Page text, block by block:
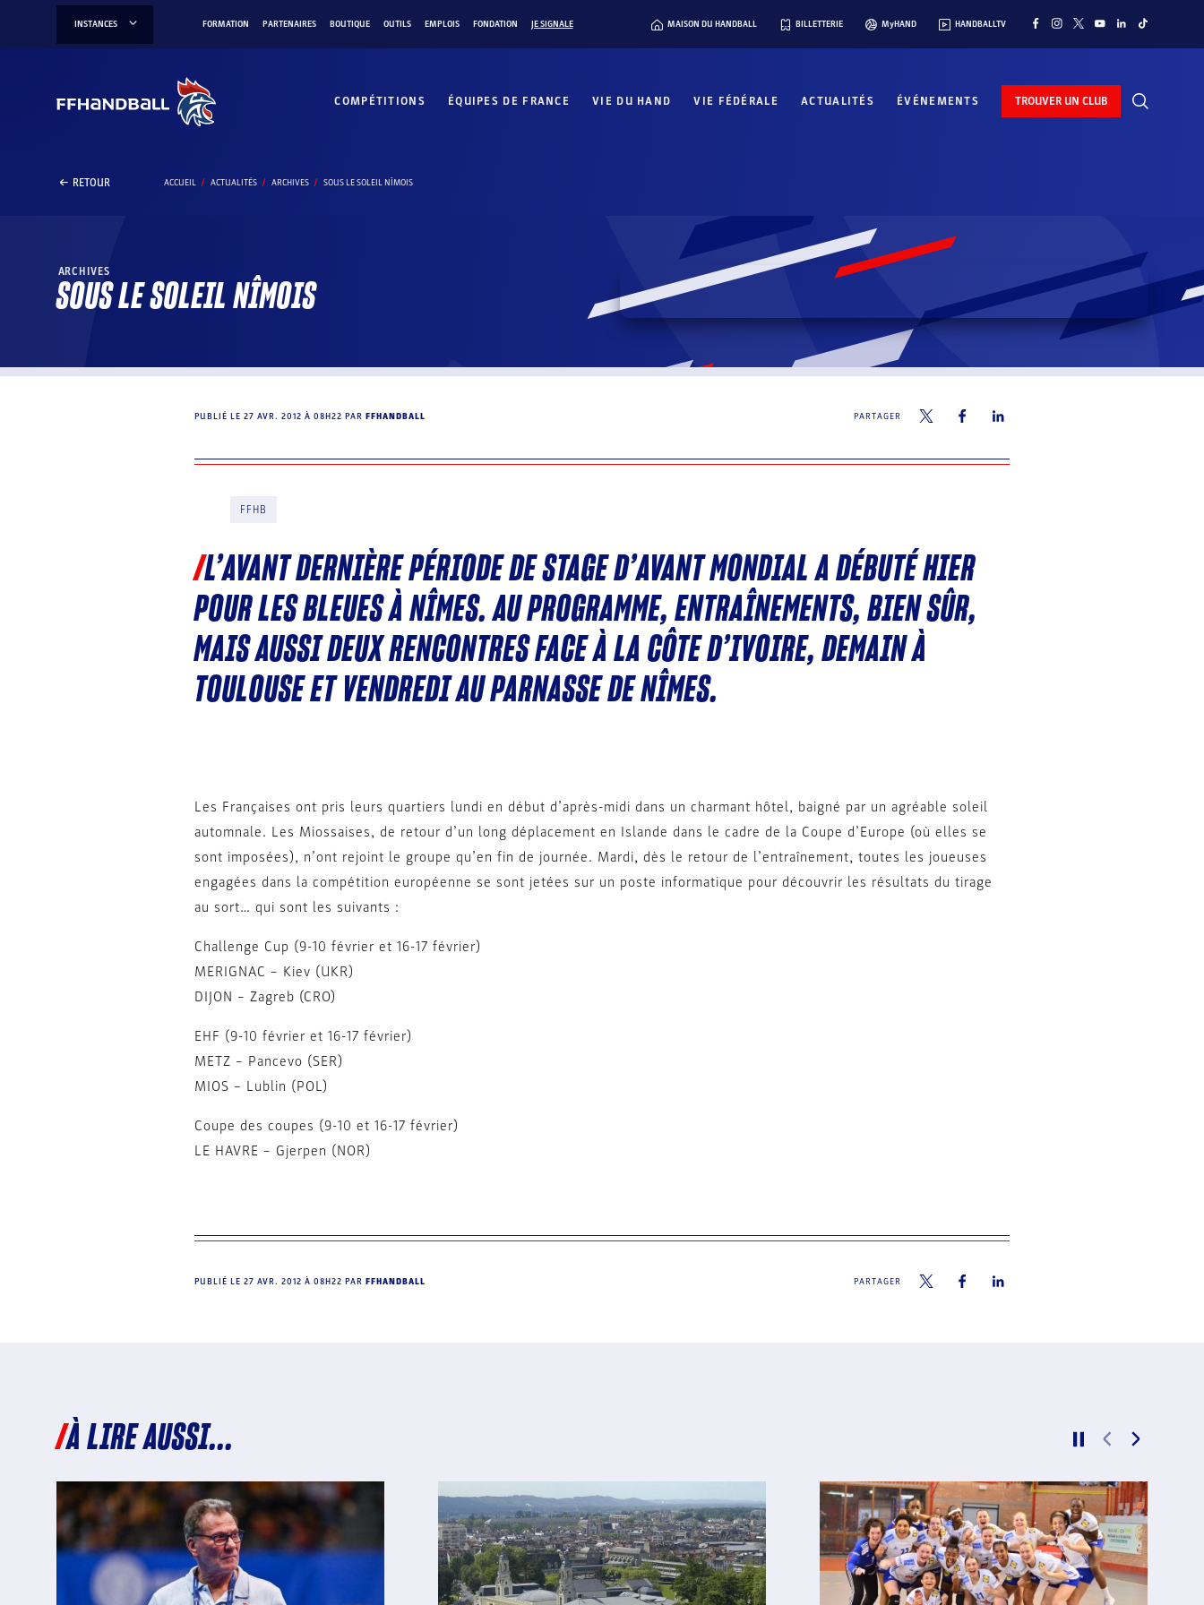
INSTANCES FORMATION PARTENAIRES BOUTIQUE OUTILS EMPLOIS FONDATION JE SIGNALE MAISON DU HANDBALL BILLETTERIE MyHAND HANDBALLTV
COMPÉTITIONS ÉQUIPES DE FRANCE VIE DU HAND VIE FÉDÉRALE ACTUALITÉS ÉVÉNEMENTS TROUVER UN CLUB
RETOUR ACCUEIL ACTUALITÉS ARCHIVES SOUS LE SOLEIL NÎMOIS
ARCHIVES
SOUS LE SOLEIL NÎMOIS
PUBLIÉ LE 27 AVR. 2012 À 08H22 PAR FFHANDBALL PARTAGER
FFHB
L’AVANT DERNIÈRE PÉRIODE DE STAGE D’AVANT MONDIAL A DÉBUTÉ HIER
POUR LES BLEUES À NÎMES. AU PROGRAMME, ENTRAÎNEMENTS, BIEN SÛR,
MAIS AUSSI DEUX RENCONTRES FACE À LA CÔTE D’IVOIRE, DEMAIN À
TOULOUSE ET VENDREDI AU PARNASSE DE NÎMES.
Les Françaises ont pris leurs quartiers lundi en début d’après-midi dans un charmant hôtel, baigné par un agréable soleil
automnale. Les Miossaises, de retour d’un long déplacement en Islande dans le cadre de la Coupe d’Europe (où elles se
sont imposées), n’ont rejoint le groupe qu’en fin de journée. Mardi, dès le retour de l’entraînement, toutes les joueuses
engagées dans la compétition européenne se sont jetées sur un poste informatique pour découvrir les résultats du tirage
au sort… qui sont les suivants :
Challenge Cup (9-10 février et 16-17 février)
MERIGNAC – Kiev (UKR)
DIJON – Zagreb (CRO)
EHF (9-10 février et 16-17 février)
METZ – Pancevo (SER)
MIOS – Lublin (POL)
Coupe des coupes (9-10 et 16-17 février)
LE HAVRE – Gjerpen (NOR)
PUBLIÉ LE 27 AVR. 2012 À 08H22 PAR FFHANDBALL PARTAGER
À LIRE AUSSI...